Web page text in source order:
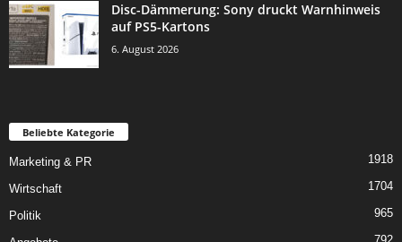
Disc-Dämmerung: Sony druckt Warnhinweis
auf PS5-Kartons
6. August 2026
Beliebte Kategorie
Marketing & PR 1918
Wirtschaft 1704
Politik 965